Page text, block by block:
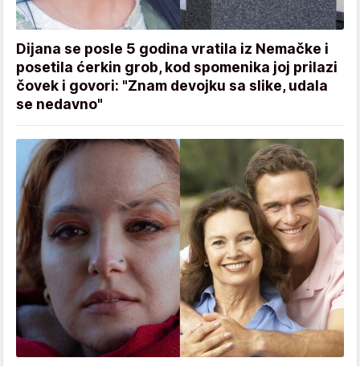
Dijana se posle 5 godina vratila iz Nemačke i
posetila ćerkin grob, kod spomenika joj prilazi
čovek i govori: "Znam devojku sa slike, udala
se nedavno"